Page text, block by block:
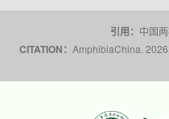
引用： 中国
CITATION： AmphibiaChina.